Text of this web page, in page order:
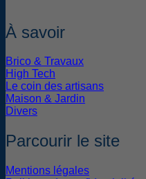
À savoir
Brico & Travaux
High Tech
Le coin des artisans
Maison & Jardin
Divers
Parcourir le site
Mentions légales